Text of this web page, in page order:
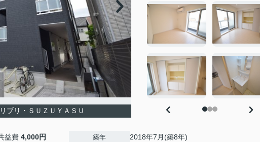
ブリ・ＳＵＺＵＹＡＳＵ
益費 4,000円 築年 2018年7月(築8年)